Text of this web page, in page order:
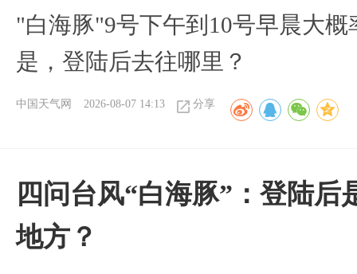
"白海豚"9号下午到10号早晨大
是，登陆后去往哪里？
中国天气网 2026-08-07 14:13 分享
四问台风“白海豚”：登陆
地方？